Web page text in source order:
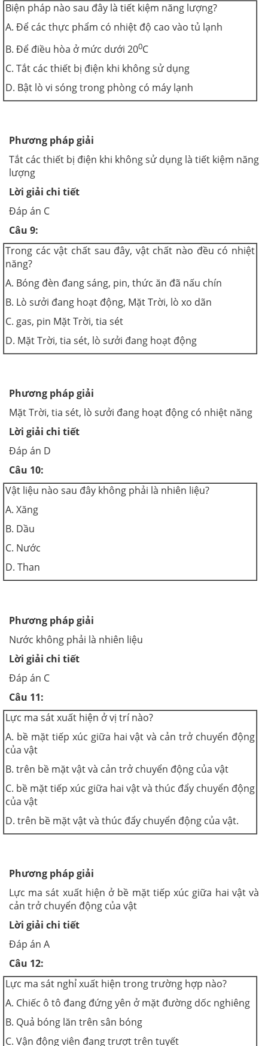
Biện pháp nào sau đây là tiết kiệm năng lượng?
A. Để các thực phẩm có nhiệt độ cao vào tủ lạnh
B. Để điều hòa ở mức dưới 200C
C. Tắt các thiết bị điện khi không sử dụng
D. Bật lò vi sóng trong phòng có máy lạnh
Phương pháp giải
Tắt các thiết bị điện khi không sử dụng là tiết kiệm năng
lượng
Lời giải chi tiết
Đáp án C
Câu 9:
Trong các vật chất sau đây, vật chất nào đều có nhiệt
năng?
A. Bóng đèn đang sáng, pin, thức ăn đã nấu chín
B. Lò sưởi đang hoạt động, Mặt Trời, lò xo dãn
C. gas, pin Mặt Trời, tia sét
D. Mặt Trời, tia sét, lò sưởi đang hoạt động
Phương pháp giải
Mặt Trời, tia sét, lò sưởi đang hoạt động có nhiệt năng
Lời giải chi tiết
Đáp án D
Câu 10:
Vật liệu nào sau đây không phải là nhiên liệu?
A. Xăng
B. Dầu
C. Nước
D. Than
Phương pháp giải
Nước không phải là nhiên liệu
Lời giải chi tiết
Đáp án C
Câu 11:
Lực ma sát xuất hiện ở vị trí nào?
A. bề mặt tiếp xúc giữa hai vật và cản trở chuyển động
của vật
B. trên bề mặt vật và cản trở chuyển động của vật
C. bề mặt tiếp xúc giữa hai vật và thúc đẩy chuyển động
của vật
D. trên bề mặt vật và thúc đẩy chuyển động của vật.
Phương pháp giải
Lực ma sát xuất hiện ở bề mặt tiếp xúc giữa hai vật và
cản trở chuyển động của vật
Lời giải chi tiết
Đáp án A
Câu 12:
Lực ma sát nghỉ xuất hiện trong trường hợp nào?
A. Chiếc ô tô đang đứng yên ở mặt đường dốc nghiêng
B. Quả bóng lăn trên sân bóng
C. Vận động viên đang trượt trên tuyết